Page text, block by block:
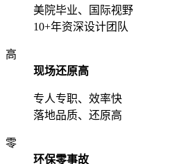
美院毕业、国际视野
10+年资深设计团队
高
现场还原高
专人专职、效率快
落地品质、还原高
零
环保零事故